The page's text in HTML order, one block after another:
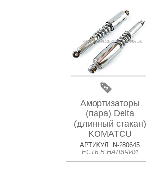
Амортизаторы
(пара) Delta
(длинный стакан)
KOMATCU
АРТИКУЛ: N-280645
ЕСТЬ В НАЛИЧИИ